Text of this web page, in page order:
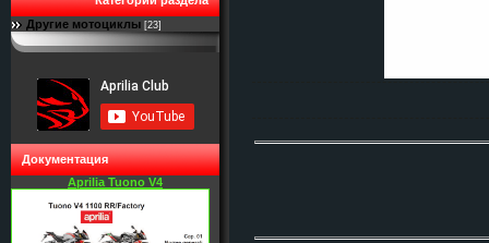
Другие мотоциклы [23]
Документация
Aprilia Tuono V4